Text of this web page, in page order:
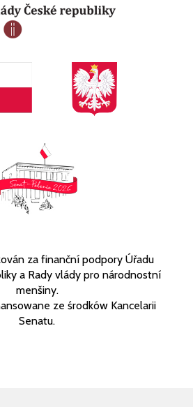
za finanční podpory Úřadu
a Rady vlády pro národnostní
menšiny.
ze środków Kancelarii
Senatu.